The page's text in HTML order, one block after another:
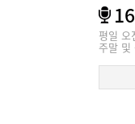
평일
주말 및